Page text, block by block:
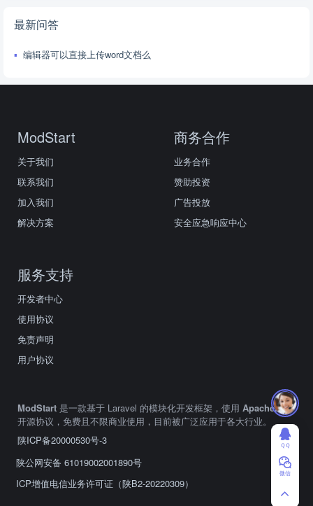
最新问答
编辑器可以直接上传word文档么
ModStart
关于我们
联系我们
加入我们
解决方案
商务合作
业务合作
赞助投资
广告投放
安全应急响应中心
服务支持
开发者中心
使用协议
免责声明
用户协议
ModStart 是一款基于 Laravel 的模块化开发框架，使用 Apache2.0
开源协议，免费且不限商业使用，目前被广泛应用于各大行业。
陕ICP备20000530号-3
陕公网安备 61019002001890号
ICP增值电信业务许可证（陕B2-20220309）
ＱＱ
微信